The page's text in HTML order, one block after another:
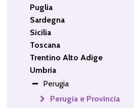
Puglia
Sardegna
Sicilia
Toscana
Trentino Alto Adige
Umbria
Perugia
Perugia e Provincia